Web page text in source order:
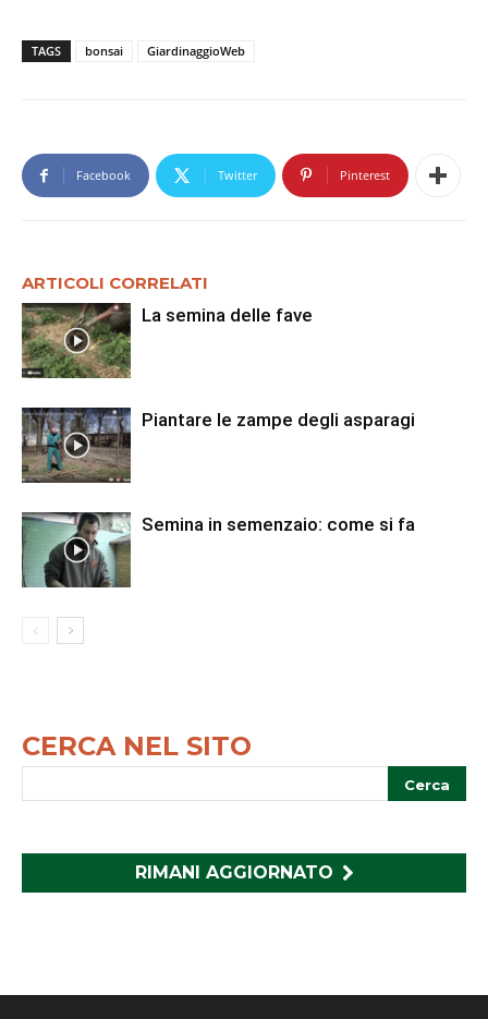
TAGS bonsai GiardinaggioWeb
Facebook Twitter Pinterest
ARTICOLI CORRELATI
La semina delle fave
Piantare le zampe degli asparagi
Semina in semenzaio: come si fa
CERCA NEL SITO
RIMANI AGGIORNATO